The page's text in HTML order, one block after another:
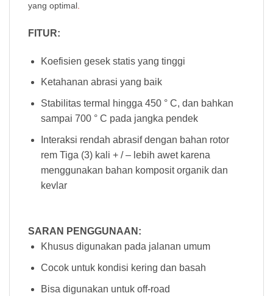
yang optimal
FITUR:
Koefisien gesek statis yang tinggi
Ketahanan abrasi yang baik
Stabilitas termal hingga 450 ° C, dan bahkan
sampai 700 ° C pada jangka pendek
Interaksi rendah abrasif dengan bahan rotor
rem Tiga (3) kali + / – lebih awet karena
menggunakan bahan komposit organik dan
kevlar
SARAN PENGGUNAAN:
Khusus digunakan pada jalanan umum
Cocok untuk kondisi kering dan basah
Bisa digunakan untuk off-road